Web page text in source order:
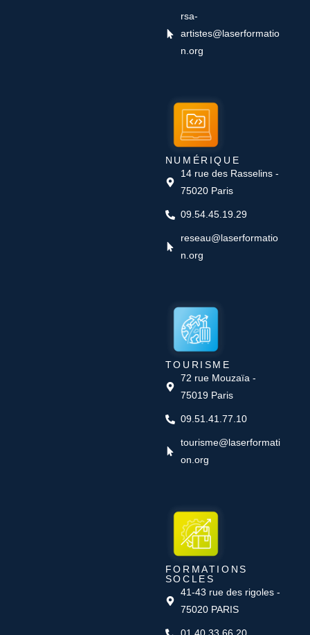
rsa-
artistes@laserformatio
n.org
NUMÉRIQUE
14 rue des Rasselins -
75020 Paris
09.54.45.19.29
reseau@laserformatio
n.org
TOURISME
72 rue Mouzaïa -
75019 Paris
09.51.41.77.10
tourisme@laserformati
on.org
FORMATIONS
SOCLES
41-43 rue des rigoles -
75020 PARIS